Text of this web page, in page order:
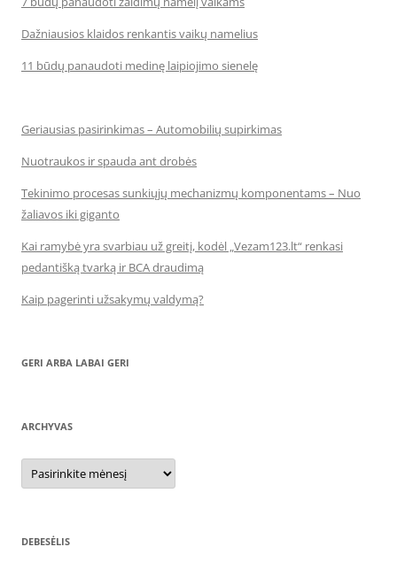
Dažniausios klaidos renkantis vaikų namelius
11 būdų panaudoti medinę laipiojimo sienelę
Geriausias pasirinkimas – Automobilių supirkimas
Nuotraukos ir spauda ant drobės
Tekinimo procesas sunkiųjų mechanizmų komponentams – Nuo
žaliavos iki giganto
Kai ramybė yra svarbiau už greitį, kodėl „Vezam123.lt“ renkasi
pedantišką tvarką ir BCA draudimą
Kaip pagerinti užsakymų valdymą?
GERI ARBA LABAI GERI
ARCHYVAS
Archyvas
DEBESĖLIS